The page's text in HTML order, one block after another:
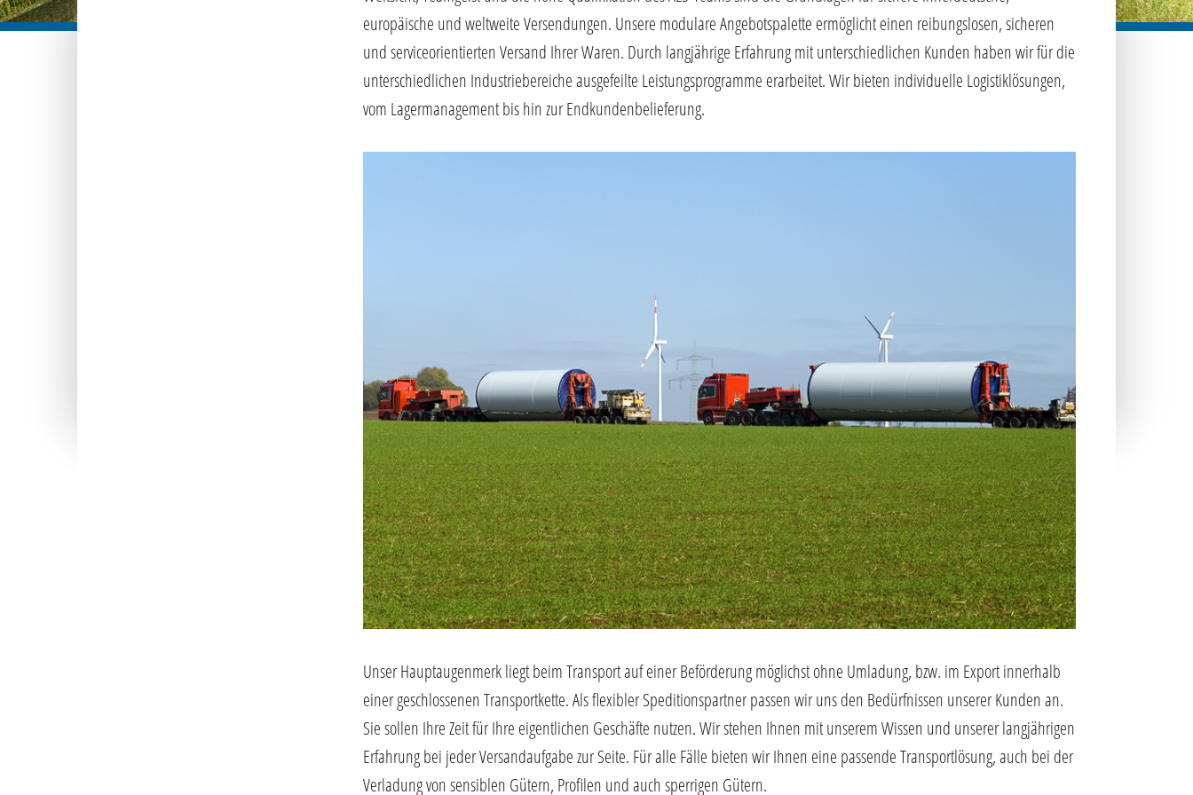
europäische und weltweite Versendungen. Unsere modulare Angebotspalette ermöglicht einen reibungslosen, sicheren
und serviceorientierten Versand Ihrer Waren. Durch langjährige Erfahrung mit unterschiedlichen Kunden haben wir für die
unterschiedlichen Industriebereiche ausgefeilte Leistungsprogramme erarbeitet. Wir bieten individuelle Logistiklösungen,
vom Lagermanagement bis hin zur Endkundenbelieferung.
Unser Hauptaugenmerk liegt beim Transport auf einer Beförderung möglichst ohne Umladung, bzw. im Export innerhalb
einer geschlossenen Transportkette. Als flexibler Speditionspartner passen wir uns den Bedürfnissen unserer Kunden an.
Sie sollen Ihre Zeit für Ihre eigentlichen Geschäfte nutzen. Wir stehen Ihnen mit unserem Wissen und unserer langjährigen
Erfahrung bei jeder Versandaufgabe zur Seite. Für alle Fälle bieten wir Ihnen eine passende Transportlösung, auch bei der
Verladung von sensiblen Gütern, Profilen und auch sperrigen Gütern.